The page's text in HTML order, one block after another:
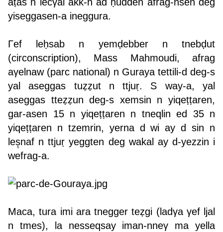
yiseggasen-a ineggura.
Γef leḥsab n yemḍebber n tnebḍut
(circonscription), Mass Mahmoudi, afrag
aγelnaw (parc national) n Guraya tettili-d deg-s
yal aseggas tuẓẓut n ttjuṛ. S way-a, yal
aseggas tteẓẓun deg-s xemsin n yiqeṭṭaren,
gar-asen 15 n yiqeṭṭaren n tneqlin ed 35 n
yiqeṭṭaren n tzemrin, yerna d wi ay d sin n
leṣ̣naf n ttjuṛ yeggten deg wakal ay d-yezzin i
wefrag-a.
Maca, tura imi ara tnegger teẓgi (ladγa γef ljal
n tmes), la nesseqsay iman-nneγ ma yella